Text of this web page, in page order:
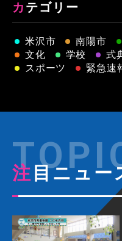
カテゴリー
米沢市 南陽市
文化
学校 式
スポーツ
緊急速
注目ニュ